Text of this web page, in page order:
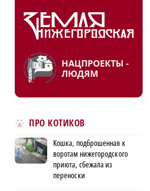
НАЦПРОЕКТЫ -
ЛЮДЯМ
ПРО КОТИКОВ
Кошка, подброшенная к
воротам нижегородского
приюта, сбежала из
переноски